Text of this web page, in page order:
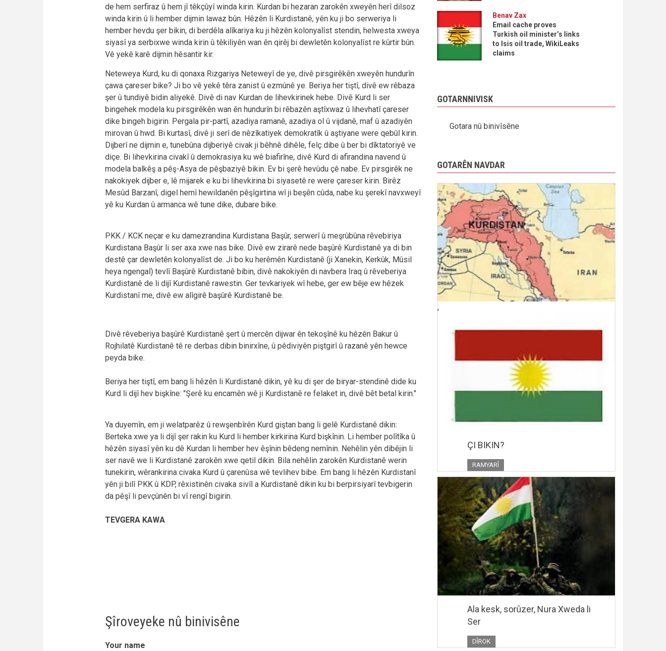
de hem serfiraz û hem jî têkçûyî winda kirin. Kurdan bi hezaran zarokên xweyên herî dilsoz
winda kirin û li hember dijmin lawaz bûn. Hêzên li Kurdistanê, yên ku ji bo serweriya li
hember hevdu şer bikin, di berdêla alîkariya ku ji hêzên kolonyalîst stendin, helwesta xweya
siyasî ya serbixwe winda kirin û têkiliyên wan ên qirêj bi dewletên kolonyalîst re kûrtir bûn.
Vê yekê karê dijmin hêsantir kir.
Neteweya Kurd, ku di qonaxa Rizgariya Neteweyî de ye, divê pirsgirêkên xweyên hundurîn
çawa çareser bike? Ji bo vê yekê têra zanist û ezmûnê ye. Beriya her tiştî, divê ew rêbaza
şer û tundiyê bidin aliyekê. Divê di nav Kurdan de lihevkirinek hebe. Divê Kurd li ser
bingehek modela ku pirsgirêkên wan ên hundurîn bi rêbazên aştîxwaz û lihevhatî çareser
dike bingeh bigirin. Pergala pir-partî, azadiya ramanê, azadiya ol û vijdanê, maf û azadiyên
mirovan û hwd. Bi kurtasî, divê ji serî de nêzîkatiyek demokratîk û aştiyane were qebûl kirin.
Dijberî ne dijmin e, tunebûna dijberiyê civak ji bêhnê dihêle, felç dibe û ber bi dîktatoriyê ve
diçe. Bi lihevkirina civakî û demokrasiya ku wê biafirîne, divê Kurd di afirandina navend û
modela balkêş a pêş-Asya de pêşbaziyê bikin. Ev bi şerê hevûdu çê nabe. Ev pirsgirêk ne
nakokiyek dijber e, lê mijarek e ku bi lihevkirina bi siyasetê re were çareser kirin. Birêz
Mesûd Barzanî, digel hemî hewildanên pêşîgirtina wî ji beşên cûda, nabe ku şerekî navxweyî
yê ku Kurdan û armanca wê tune dike, dubare bike.
PKK / KCK neçar e ku damezrandina Kurdistana Başûr, serwerî û meşrûbûna rêvebiriya
Kurdistana Başûr li ser axa xwe nas bike. Divê ew zirarê nede başûrê Kurdistanê ya di bin
destê çar dewletên kolonyalîst de. Ji bo ku herêmên Kurdistanê (ji Xanekin, Kerkûk, Mûsil
heya ngengal) tevlî Başûrê Kurdistanê bibin, divê nakokiyên di navbera Iraq û rêveberiya
Kurdistanê de li dijî Kurdistanê rawestin. Ger tevkariyek wî hebe, ger ew bêje ew hêzek
Kurdistanî me, divê ew alîgirê başûrê Kurdistanê be.
Divê rêveberiya başûrê Kurdistanê şert û mercên dijwar ên tekoşînê ku hêzên Bakur û
Rojhilatê Kurdistanê tê re derbas dibin binirxîne, û pêdiviyên piştgirî û razanê yên hewce
peyda bike.
Beriya her tiştî, em bang li hêzên li Kurdistanê dikin, yê ku di şer de biryar-stendinê dide ku
Kurd li dijî hev bişkîne: "Şerê ku encamên wê ji Kurdistanê re felaket in, divê bêt betal kirin."
Ya duyemîn, em ji welatparêz û rewşenbîrên Kurd giştan bang li gelê Kurdistanê dikin:
Berteka xwe ya li dijî şer rakin ku Kurd li hember kirkirina Kurd bişkînin. Li hember polîtîka û
hêzên siyasî yên ku dê Kurdan li hember hev êşînin bêdeng nemînin. Nehêlin yên dibêjin li
ser navê we li Kurdistanê zarokên xwe qetil dikin. Bila nehêlin zarokên Kurdistanê werin
tunekirin, wêrankirina civaka Kurd û çarenûsa wê tevlihev bibe. Em bang li hêzên Kurdistanî
yên ji bilî PKK û KDP, rêxistinên civaka sivîl a Kurdistanê dikin ku bi berpirsiyarî tevbigerin
da pêşî li pevçûnên bi vî rengî bigirin.
TEVGERA KAWA
Şîroveyeke nû binivisêne
Your name
Benav Zax
Email cache proves
Turkish oil minister’s links
to Isis oil trade, WikiLeaks
claims
GOTARNNIVISK
Gotara nû binivîsêne
GOTARÊN NAVDAR
,
ÇI BIKIN?
RAMYARÎ
Ala kesk, sorûzer, Nura Xweda li
Ser
DÎROK